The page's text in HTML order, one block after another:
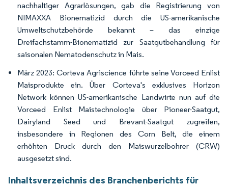
nachhaltiger Agrarlösungen, gab die Registrierung von
NIMAXXA Bionematizid durch die US-amerikanische
Umweltschutzbehörde bekannt – das einzige
Dreifachstamm-Bionematizid zur Saatgutbehandlung für
saisonalen Nematodenschutz in Mais.
März 2023: Corteva Agriscience führte seine Vorceed Enlist
Maisprodukte ein. Über Corteva's exklusives Horizon
Network können US-amerikanische Landwirte nun auf die
Vorceed Enlist Maistechnologie über Pioneer-Saatgut,
Dairyland Seed und Brevant-Saatgut zugreifen,
insbesondere in Regionen des Corn Belt, die einem
erhöhten Druck durch den Maiswurzelbohrer (CRW)
ausgesetzt sind.
Inhaltsverzeichnis des Branchenberichts für